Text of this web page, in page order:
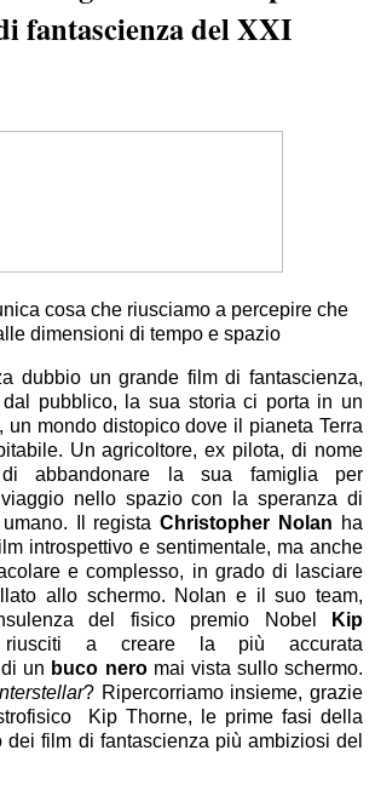
fantascienza del XXI
cosa che riusciamo a percepire che
dimensioni di tempo e spazio
dubbio un grande film di fantascienza,
dal pubblico, la sua storia ci porta in un
un mondo distopico dove il pianeta Terra
Un agricoltore, ex pilota, di nome
abbandonare la sua famiglia per
nello spazio con la speranza di
Il registaChristopher Nolan ha
introspettivo e sentimentale, ma anche
e complesso, in grado di lasciare
allo schermo. Nolan e il suo team,
del fisico premio Nobel
Kip
a creare la più accurata
un buco neromai vista sullo schermo.
? Ripercorriamo insieme, grazie
Kip Thorne, le prime fasi della
dei film di fantascienza più ambiziosi del